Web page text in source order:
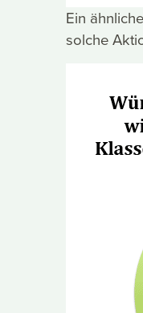
Ein
solche